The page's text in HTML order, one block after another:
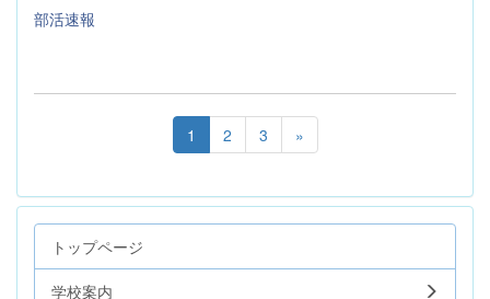
部活速報
1 2 3 »
トップページ
学校案内